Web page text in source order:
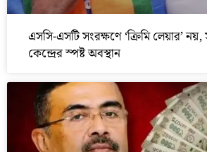
এসসি-এসটি সংরক্ষণে ‘ক্রিমি লেয়ার’ নয়,
কেন্দ্রের স্পষ্ট অবস্থান